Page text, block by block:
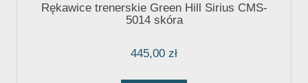
Rękawice trenerskie Green Hill Sirius CMS-
5014 skóra
445,00 zł